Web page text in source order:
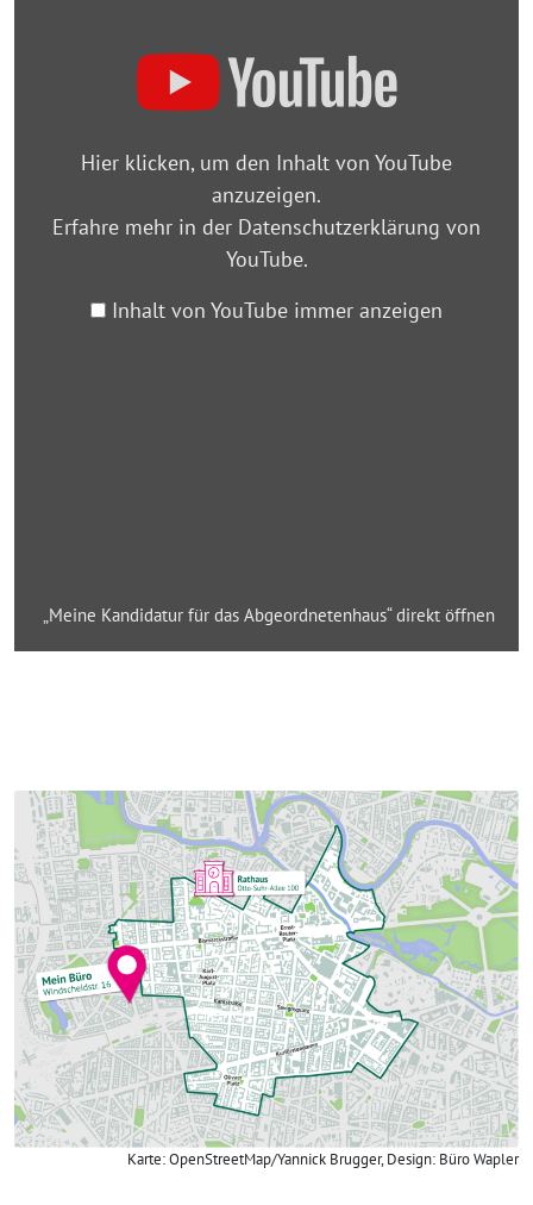
Hier klicken, um den Inhalt von YouTube
anzuzeigen.
Erfahre mehr in der Datenschutzerklärung von
YouTube.
Inhalt von YouTube immer anzeigen
„Meine Kandidatur für das Abgeordnetenhaus“ direkt öffnen
Karte: OpenStreetMap/Yannick Brugger, Design: Büro Wapler